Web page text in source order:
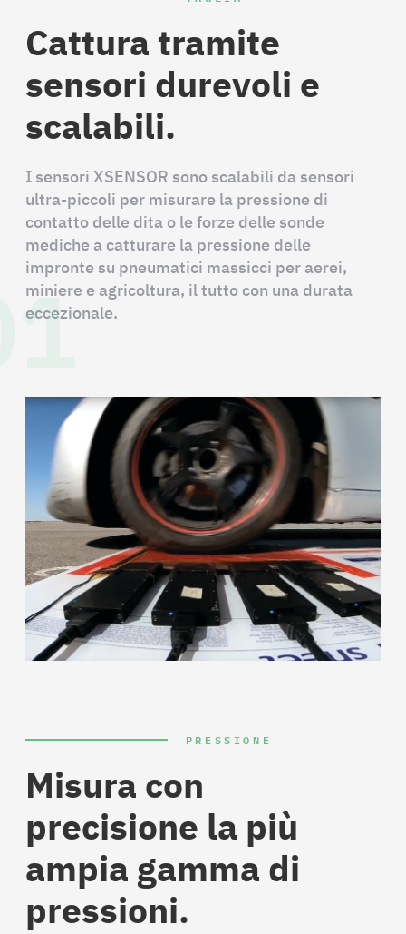
Cattura tramite
sensori durevoli e
scalabili.
I sensori XSENSOR sono scalabili da sensori
ultra-piccoli per misurare la pressione di
contatto delle dita o le forze delle sonde
mediche a catturare la pressione delle
impronte su pneumatici massicci per aerei,
miniere e agricoltura, il tutto con una durata
eccezionale.
PRESSIONE
Misura con
precisione la più
ampia gamma di
pressioni.